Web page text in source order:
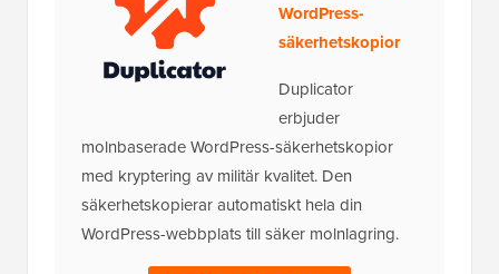
WordPress-
säkerhetskopior
Duplicator
erbjuder
molnbaserade WordPress-säkerhetskopior
med kryptering av militär kvalitet. Den
säkerhetskopierar automatiskt hela din
WordPress-webbplats till säker molnlagring.